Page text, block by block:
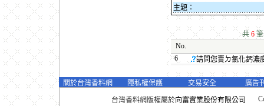
主題：
共 6
No.
6
請問您賣ㄉ氯化鈣濃
關於台灣香料網 隱私權保護 交易安全 廣告
台灣香料網版權屬於向富實業股份有限公司